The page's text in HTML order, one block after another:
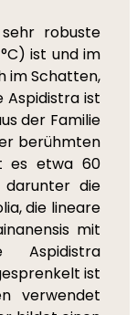
robuste
ist und im
im Schatten,
Aspidistra ist
der Familie
berühmten
es etwa 60
die
die lineare
mit
ist
verwendet